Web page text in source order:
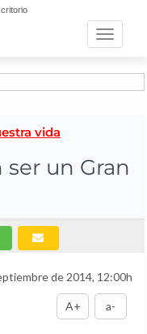
Toggle
vida
un Gran
de 2014, 12:00h
A+ a-